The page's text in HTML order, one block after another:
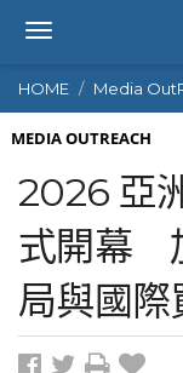
T
g
g
l
n
a
v
i
g
a
t
HOME Media
MEDIA OUTREACH
2026 亞
式開幕
局與國際